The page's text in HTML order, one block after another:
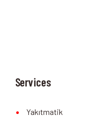
Services
Yakıtmatik